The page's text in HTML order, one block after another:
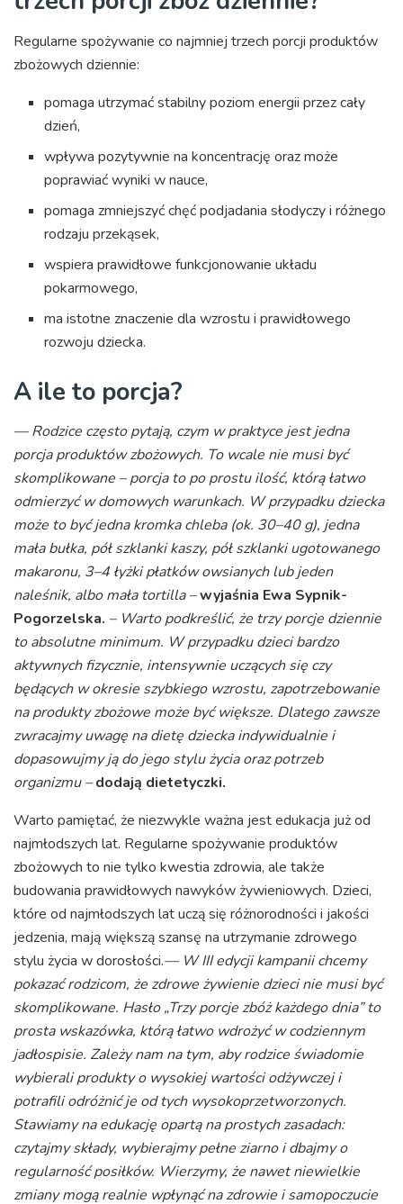
Regularne spożywanie co najmniej trzech porcji produktów
zbożowych dziennie:
pomaga utrzymać stabilny poziom energii przez cały
dzień,
wpływa pozytywnie na koncentrację oraz może
poprawiać wyniki w nauce,
pomaga zmniejszyć chęć podjadania słodyczy i różnego
rodzaju przekąsek,
wspiera prawidłowe funkcjonowanie układu
pokarmowego,
ma istotne znaczenie dla wzrostu i prawidłowego
rozwoju dziecka.
A ile to porcja?
—Rodzice często pytają, czym w praktyce jest jedna
porcja produktów zbożowych. To wcale nie musi być
skomplikowane – porcja to po prostu ilość, którą łatwo
odmierzyć w domowych warunkach. W przypadku dziecka
może to być jedna kromka chleba (ok. 30–40 g), jedna
mała bułka, pół szklanki kaszy, pół szklanki ugotowanego
makaronu, 3–4 łyżki płatków owsianych lub jeden
naleśnik, albo mała tortilla –wyjaśnia Ewa Sypnik-
Pogorzelska. – Warto podkreślić, że trzy porcje dziennie
to absolutne minimum. W przypadku dzieci bardzo
aktywnych fizycznie, intensywnie uczących się czy
będących w okresie szybkiego wzrostu, zapotrzebowanie
na produkty zbożowe może być większe. Dlatego zawsze
zwracajmy uwagę na dietę dziecka indywidualnie i
dopasowujmy ją do jego stylu życia oraz potrzeb
organizmu –dodają dietetyczki.
Warto pamiętać, że niezwykle ważna jest edukacja już od
najmłodszych lat. Regularne spożywanie produktów
zbożowych to nie tylko kwestia zdrowia, ale także
budowania prawidłowych nawyków żywieniowych. Dzieci,
które od najmłodszych lat uczą się różnorodności i jakości
jedzenia, mają większą szansę na utrzymanie zdrowego
stylu życia w dorosłości.— W III edycji kampanii chcemy
pokazać rodzicom, że zdrowe żywienie dzieci nie musi być
skomplikowane. Hasło „Trzy porcje zbóż każdego dnia” to
prosta wskazówka, którą łatwo wdrożyć w codziennym
jadłospisie. Zależy nam na tym, aby rodzice świadomie
wybierali produkty o wysokiej wartości odżywczej i
potrafili odróżnić je od tych wysokoprzetworzonych.
Stawiamy na edukację opartą na prostych zasadach:
czytajmy składy, wybierajmy pełne ziarno i dbajmy o
regularność posiłków. Wierzymy, że nawet niewielkie
zmiany mogą realnie wpłynąć na zdrowie i samopoczucie